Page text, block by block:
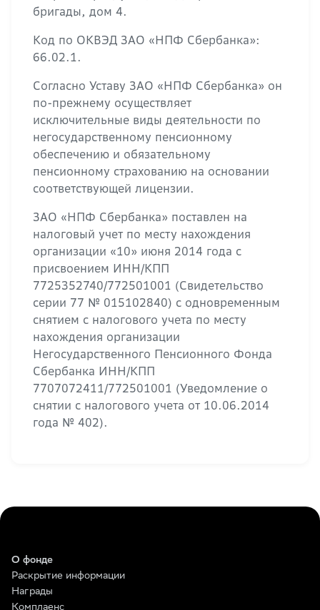
бригады, дом 4.
Код по ОКВЭД ЗАО «НПФ Сбербанка»:
66.02.1.
Согласно Уставу ЗАО «НПФ Сбербанка» он
по-прежнему осуществляет
исключительные виды деятельности по
негосударственному пенсионному
обеспечению и обязательному
пенсионному страхованию на основании
соответствующей лицензии.
ЗАО «НПФ Сбербанка» поставлен на
налоговый учет по месту нахождения
организации «10» июня 2014 года с
присвоением ИНН/КПП
7725352740/772501001 (Свидетельство
серии 77 № 015102840) с одновременным
снятием с налогового учета по месту
нахождения организации
Негосударственного Пенсионного Фонда
Сбербанка ИНН/КПП
7707072411/772501001 (Уведомление о
снятии с налогового учета от 10.06.2014
года № 402).
О фонде
Раскрытие информации
Награды